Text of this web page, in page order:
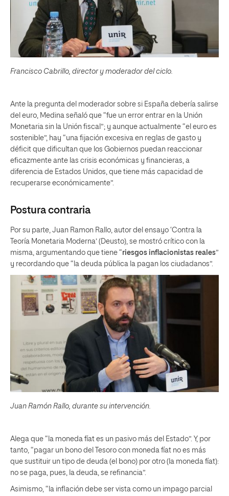
Francisco Cabrillo, director y moderador del ciclo.
Ante la pregunta del moderador sobre si España debería salirse
del euro, Medina señaló que “fue un error entrar en la Unión
Monetaria sin la Unión fiscal”; y aunque actualmente “el euro es
sostenible”, hay “una fijación excesiva en reglas de gasto y
déficit que dificultan que los Gobiernos puedan reaccionar
eficazmente ante las crisis económicas y financieras, a
diferencia de Estados Unidos, que tiene más capacidad de
recuperarse económicamente”.
Postura contraria
Por su parte, Juan Ramon Rallo, autor del ensayo ‘Contra la
Teoría Monetaria Moderna’ (Deusto), se mostró crítico con la
misma, argumentando que tiene “riesgos inflacionistas reales”
y recordando que “la deuda pública la pagan los ciudadanos”.
Juan Ramón Rallo, durante su intervención.
Alega que “la moneda fíat es un pasivo más del Estado”. Y, por
tanto, “pagar un bono del Tesoro con moneda fíat no es más
que sustituir un tipo de deuda (el bono) por otro (la moneda fíat):
no se paga, pues, la deuda, se refinancia”.
Asimismo, “la inflación debe ser vista como un impago parcial